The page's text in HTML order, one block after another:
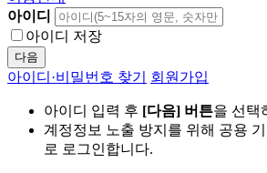
아이디
아이디 저장
다음
아이디·비밀번호 찾기 회원가입
아이디 입력 후 [다음] 버튼을 선택
계정정보 노출 방지를 위해 공용
로 로그인합니다.